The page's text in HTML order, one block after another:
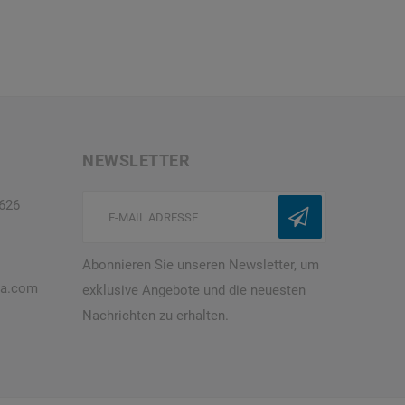
NEWSLETTER
Abonnieren Sie unseren Newsletter, um
exklusive Angebote und die neuesten
Nachrichten zu erhalten.